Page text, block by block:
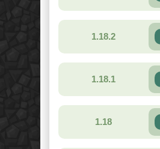
1.18.2
1.18.1
1.18